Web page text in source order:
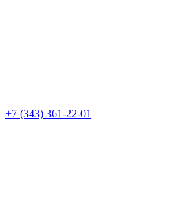
+7 (343) 361-22-01